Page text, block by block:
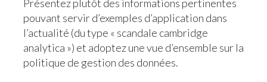
Présentez plutôt des informations pertinentes
pouvant servir d’exemples d’application dans
l’actualité (du type « scandale cambridge
analytica ») et adoptez une vue d’ensemble sur la
politique de gestion des données.